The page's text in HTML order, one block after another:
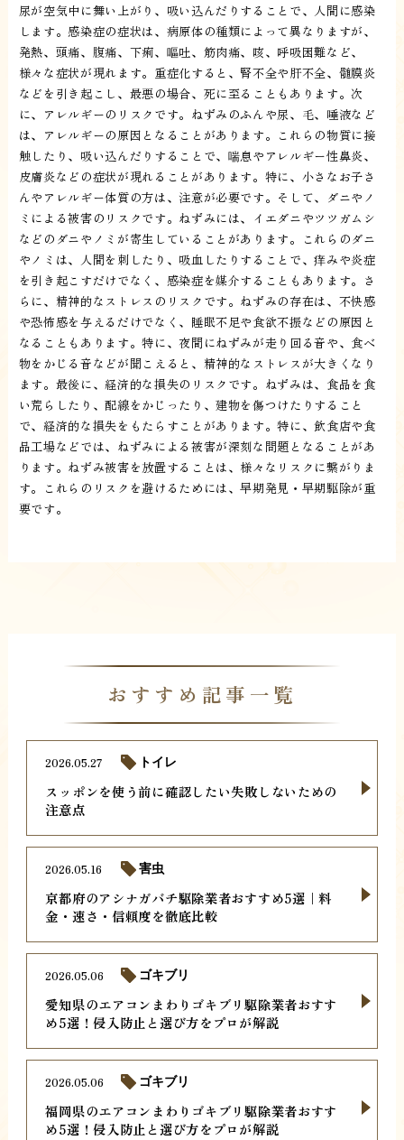
尿が空気中に舞い上がり、吸い込んだりすることで、人間に感染
します。感染症の症状は、病原体の種類によって異なりますが、
発熱、頭痛、腹痛、下痢、嘔吐、筋肉痛、咳、呼吸困難など、
様々な症状が現れます。重症化すると、腎不全や肝不全、髄膜炎
などを引き起こし、最悪の場合、死に至ることもあります。次
に、アレルギーのリスクです。ねずみのふんや尿、毛、唾液など
は、アレルギーの原因となることがあります。これらの物質に接
触したり、吸い込んだりすることで、喘息やアレルギー性鼻炎、
皮膚炎などの症状が現れることがあります。特に、小さなお子さ
んやアレルギー体質の方は、注意が必要です。そして、ダニやノ
ミによる被害のリスクです。ねずみには、イエダニやツツガムシ
などのダニやノミが寄生していることがあります。これらのダニ
やノミは、人間を刺したり、吸血したりすることで、痒みや炎症
を引き起こすだけでなく、感染症を媒介することもあります。さ
らに、精神的なストレスのリスクです。ねずみの存在は、不快感
や恐怖感を与えるだけでなく、睡眠不足や食欲不振などの原因と
なることもあります。特に、夜間にねずみが走り回る音や、食べ
物をかじる音などが聞こえると、精神的なストレスが大きくなり
ます。最後に、経済的な損失のリスクです。ねずみは、食品を食
い荒らしたり、配線をかじったり、建物を傷つけたりすること
で、経済的な損失をもたらすことがあります。特に、飲食店や食
品工場などでは、ねずみによる被害が深刻な問題となることがあ
ります。ねずみ被害を放置することは、様々なリスクに繋がりま
す。これらのリスクを避けるためには、早期発見・早期駆除が重
要です。
おすすめ記事一覧
スッポンを使う前に確認したい失敗しないための
注意点
2026.05.27 トイレ
京都府のアシナガバチ駆除業者おすすめ5選｜料
金・速さ・信頼度を徹底比較
2026.05.16 害虫
愛知県のエアコンまわりゴキブリ駆除業者おすす
め5選！侵入防止と選び方をプロが解説
2026.05.06 ゴキブリ
福岡県のエアコンまわりゴキブリ駆除業者おすす
め5選！侵入防止と選び方をプロが解説
2026.05.06 ゴキブリ